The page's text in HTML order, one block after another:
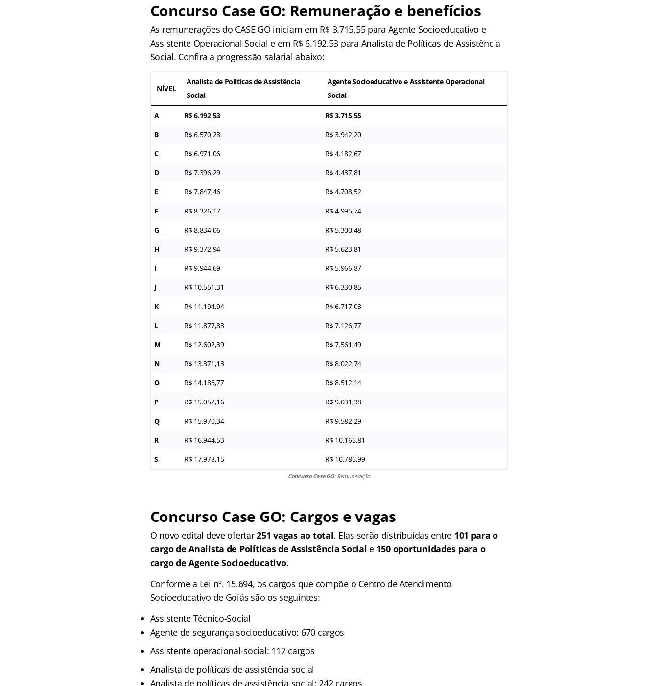
Concurso Case GO: Remuneração e benefícios
As remunerações do CASE GO iniciam em R$ 3.715,55 para Agente Socioeducativo e
Assistente Operacional Social e em R$ 6.192,53 para Analista de Políticas de Assistência
Social. Confira a progressão salarial abaixo:
NÍVEL
Analista de Políticas de Assistência
Social
Agente Socioeducativo e Assistente Operacional
Social
A R$ 6.192,53 R$ 3.715,55
B R$ 6.570,28 R$ 3.942,20
C R$ 6.971,06 R$ 4.182,67
D R$ 7.396,29 R$ 4.437,81
E R$ 7.847,46 R$ 4.708,52
F R$ 8.326,17 R$ 4.995,74
G R$ 8.834,06 R$ 5.300,48
H R$ 9.372,94 R$ 5.623,81
I R$ 9.944,69 R$ 5.966,87
J R$ 10.551,31 R$ 6.330,85
K R$ 11.194,94 R$ 6.717,03
L R$ 11.877,83 R$ 7.126,77
M R$ 12.602,39 R$ 7.561,49
N R$ 13.371,13 R$ 8.022,74
O R$ 14.186,77 R$ 8.512,14
P R$ 15.052,16 R$ 9.031,38
Q R$ 15.970,34 R$ 9.582,29
R R$ 16.944,53 R$ 10.166,81
S R$ 17.978,15 R$ 10.786,99
Concurso Case GO: Remuneração
Concurso Case GO: Cargos e vagas
O novo edital deve ofertar251 vagas ao total. Elas serão distribuídas entre 101 para o
cargo de Analista de Políticas de Assistência Social e 150 oportunidades para o
cargo de Agente Socioeducativo.
Conforme a Lei nº. 15.694, os cargos que compõe o Centro de Atendimento
Socioeducativo de Goiás são os seguintes:
Assistente Técnico-Social
Agente de segurança socioeducativo: 670 cargos
Assistente operacional-social: 117 cargos
Analista de políticas de assistência social
Analista de políticas de assistência social: 242 cargos